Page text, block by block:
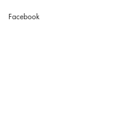
Facebook